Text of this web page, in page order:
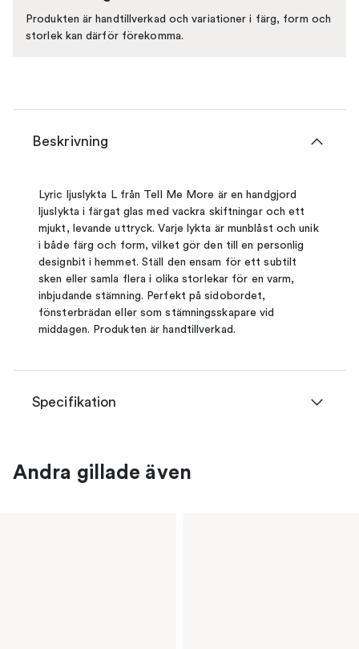
Produkten är handtillverkad och variationer i färg, form och
storlek kan därför förekomma.
Beskrivning
Lyric ljuslykta L från Tell Me More är en handgjord
ljuslykta i färgat glas med vackra skiftningar och ett
mjukt, levande uttryck. Varje lykta är munblåst och unik
i både färg och form, vilket gör den till en personlig
designbit i hemmet. Ställ den ensam för ett subtilt
sken eller samla flera i olika storlekar för en varm,
inbjudande stämning. Perfekt på sidobordet,
fönsterbrädan eller som stämningsskapare vid
middagen. Produkten är handtillverkad.
Specifikation
Andra gillade även